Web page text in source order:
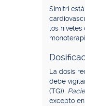
Simitri
los niveles
La dosis
debe
(TG)).
excepto